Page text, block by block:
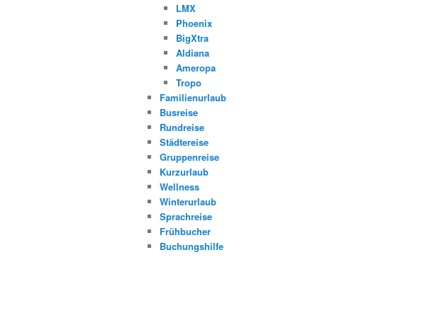
LMX
Phoenix
BigXtra
Aldiana
Ameropa
Tropo
Familienurlaub
Busreise
Rundreise
Städtereise
Gruppenreise
Kurzurlaub
Wellness
Winterurlaub
Sprachreise
Frühbucher
Buchungshilfe